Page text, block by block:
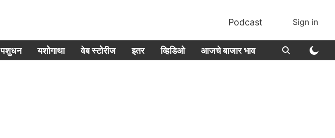
Podcast Sign in
पशुधन यशोगाथा वेब स्टोरीज इतर व्हिडिओ आजचे बाजार भाव